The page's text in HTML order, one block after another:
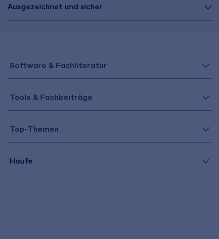
Ausgezeichnet und sicher
Software & Fachliteratur
Tools & Fachbeiträge
Top-Themen
Haufe